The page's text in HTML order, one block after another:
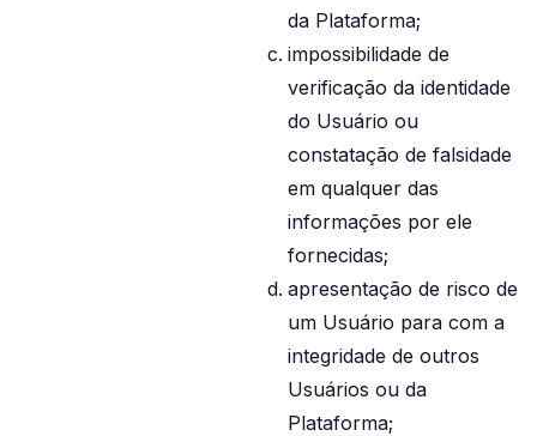
da Plataforma;
impossibilidade de
verificação da identidade
do Usuário ou
constatação de falsidade
em qualquer das
informações por ele
fornecidas;
apresentação de risco de
um Usuário para com a
integridade de outros
Usuários ou da
Plataforma;